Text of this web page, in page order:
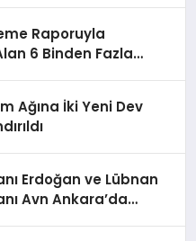
Raporuyla
6 Binden Fazla
Ağına İki Yeni Dev
Erdoğan ve Lübnan
Avn Ankara’da